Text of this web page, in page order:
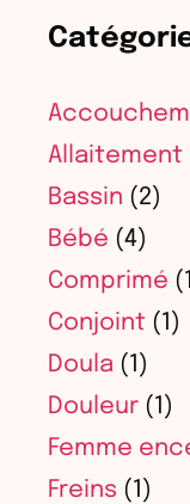
Allaitement
Bassin (2)
Bébé (4)
Comprimé
Conjoint (1)
Doula (1)
Douleur (1)
Femme
Freins (1)